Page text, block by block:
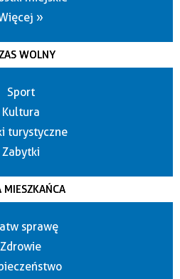
»
WOLNY
Sport
Kultura
turystyczne
Zabytki
MIESZKAŃCA
sprawę
Zdrowie